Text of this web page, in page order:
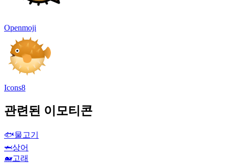
Openmoji
Icons8
관련된 이모티콘
🐟물고기
🦈상어
🐋고래